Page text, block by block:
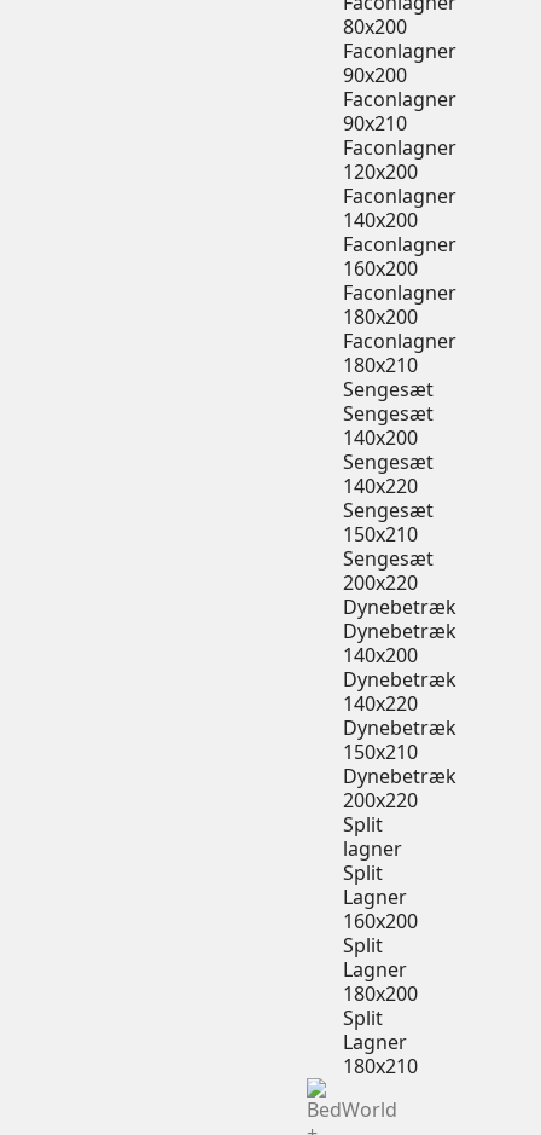
80x200
Faconlagner
90x200
Faconlagner
90x210
Faconlagner
120x200
Faconlagner
140x200
Faconlagner
160x200
Faconlagner
180x200
Faconlagner
180x210
Sengesæt
Sengesæt
140x200
Sengesæt
140x220
Sengesæt
150x210
Sengesæt
200x220
Dynebetræk
Dynebetræk
140x200
Dynebetræk
140x220
Dynebetræk
150x210
Dynebetræk
200x220
Split
lagner
Split
Lagner
160x200
Split
Lagner
180x200
Split
Lagner
180x210